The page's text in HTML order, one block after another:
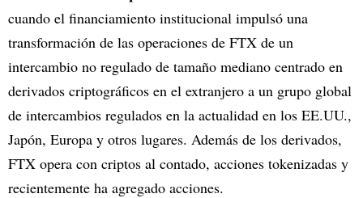
cuando el financiamiento institucional impulsó una
transformación de las operaciones de FTX de un
intercambio no regulado de tamaño mediano centrado en
derivados criptográficos en el extranjero a un grupo global
de intercambios regulados en la actualidad en los EE.UU.,
Japón, Europa y otros lugares. Además de los derivados,
FTX opera con criptos al contado, acciones tokenizadas y
recientemente ha agregado acciones.